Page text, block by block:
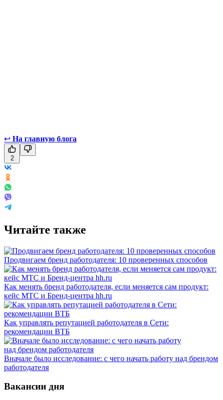
↩ На главную блога
2
Читайте также
Продвигаем бренд работодателя: 10 проверенных способов
Как менять бренд работодателя, если меняется сам продукт:
кейс МТС и Бренд-центра hh.ru
Как управлять репутацией работодателя в Сети:
рекомендации ВТБ
Вначале было исследование: с чего начать работу над брендом
работодателя
Вакансии дня